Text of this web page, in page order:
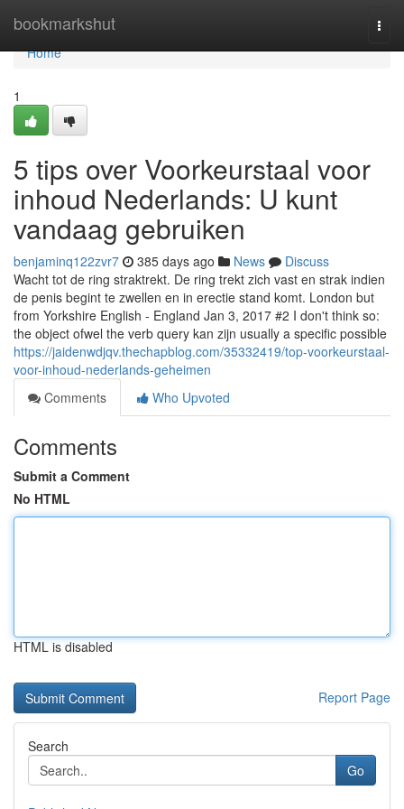
bookmarkshut
Home
Home
1
5 tips over Voorkeurstaal voor
inhoud Nederlands: U kunt
vandaag gebruiken
benjaminq122zvr7 385 days ago News
Discuss
Wacht tot de ring straktrekt. De ring trekt zich vast en strak indien
de penis begint te zwellen en in erectie stand komt. London but
from Yorkshire English - England Jan 3, 2017 #2 I don't think so:
the object ofwel the verb query kan zijn usually a specific possible
https://jaidenwdjqv.thechapblog.com/35332419/top-voorkeurstaal-
voor-inhoud-nederlands-geheimen
Comments
Who Upvoted
Comments
Submit a Comment
No HTML
HTML is disabled
Report Page
Search
Go